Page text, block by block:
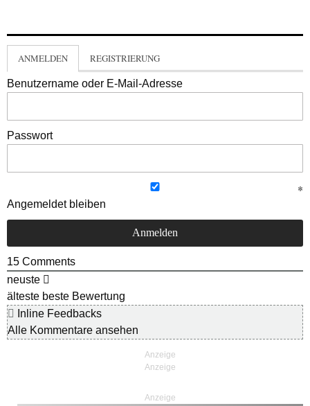
ANMELDEN REGISTRIERUNG
Benutzername oder E-Mail-Adresse
Passwort
Angemeldet bleiben
15 Comments
neuste
älteste beste Bewertung
Inline Feedbacks
Alle Kommentare ansehen
Anzeige